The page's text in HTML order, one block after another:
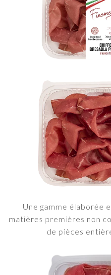
Une gamme élaborée
matières premières non
de pièces